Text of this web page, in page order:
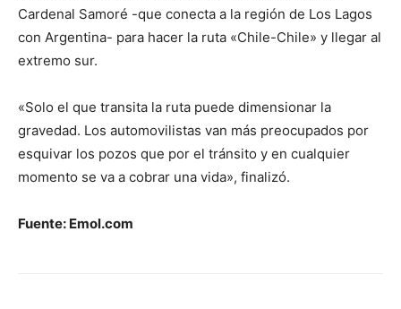
Cardenal Samoré -que conecta a la región de Los Lagos
con Argentina- para hacer la ruta «Chile-Chile» y llegar al
extremo sur.
«Solo el que transita la ruta puede dimensionar la
gravedad. Los automovilistas van más preocupados por
esquivar los pozos que por el tránsito y en cualquier
momento se va a cobrar una vida», finalizó.
Fuente: Emol.com